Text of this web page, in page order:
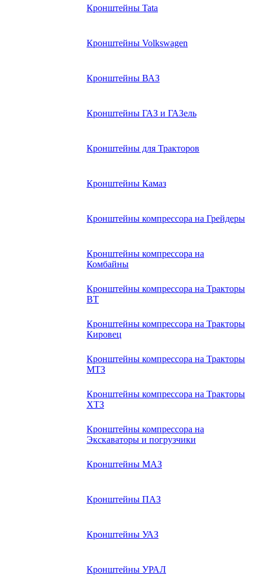
Кронштейны Tata
Кронштейны Volkswagen
Кронштейны ВАЗ
Кронштейны ГАЗ и ГАЗель
Кронштейны для Тракторов
Кронштейны Камаз
Кронштейны компрессора на Грейдеры
Кронштейны компрессора на
Комбайны
Кронштейны компрессора на Тракторы
ВТ
Кронштейны компрессора на Тракторы
Кировец
Кронштейны компрессора на Тракторы
МТЗ
Кронштейны компрессора на Тракторы
ХТЗ
Кронштейны компрессора на
Экскаваторы и погрузчики
Кронштейны МАЗ
Кронштейны ПАЗ
Кронштейны УАЗ
Кронштейны УРАЛ